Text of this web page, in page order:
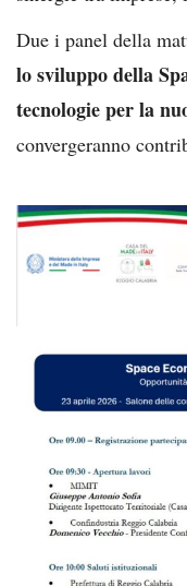
Due i panel della
lo sviluppo della
tecnologie per la
convergeranno